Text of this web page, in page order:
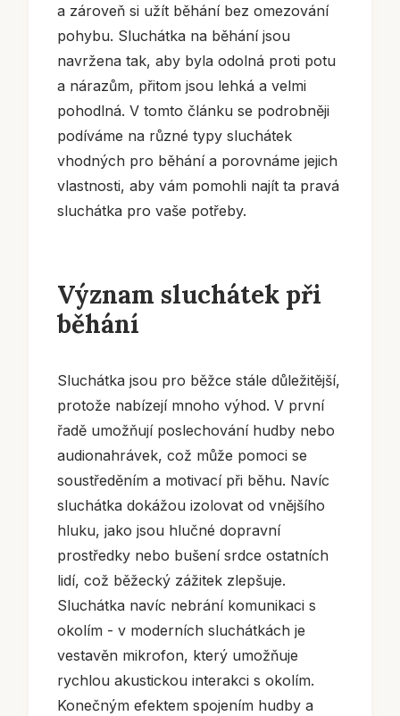
a zároveň si užít běhání bez omezování
pohybu. Sluchátka na běhání jsou
navržena tak, aby byla odolná proti potu
a nárazům, přitom jsou lehká a velmi
pohodlná. V tomto článku se podrobněji
podíváme na různé typy sluchátek
vhodných pro běhání a porovnáme jejich
vlastnosti, aby vám pomohli najít ta pravá
sluchátka pro vaše potřeby.
Význam sluchátek při
běhání
Sluchátka jsou pro běžce stále důležitější,
protože nabízejí mnoho výhod. V první
řadě umožňují poslechování hudby nebo
audionahrávek, což může pomoci se
soustředěním a motivací při běhu. Navíc
sluchátka dokážou izolovat od vnějšího
hluku, jako jsou hlučné dopravní
prostředky nebo bušení srdce ostatních
lidí, což běžecký zážitek zlepšuje.
Sluchátka navíc nebrání komunikaci s
okolím - v moderních sluchátkách je
vestavěn mikrofon, který umožňuje
rychlou akustickou interakci s okolím.
Konečným efektem spojením hudby a